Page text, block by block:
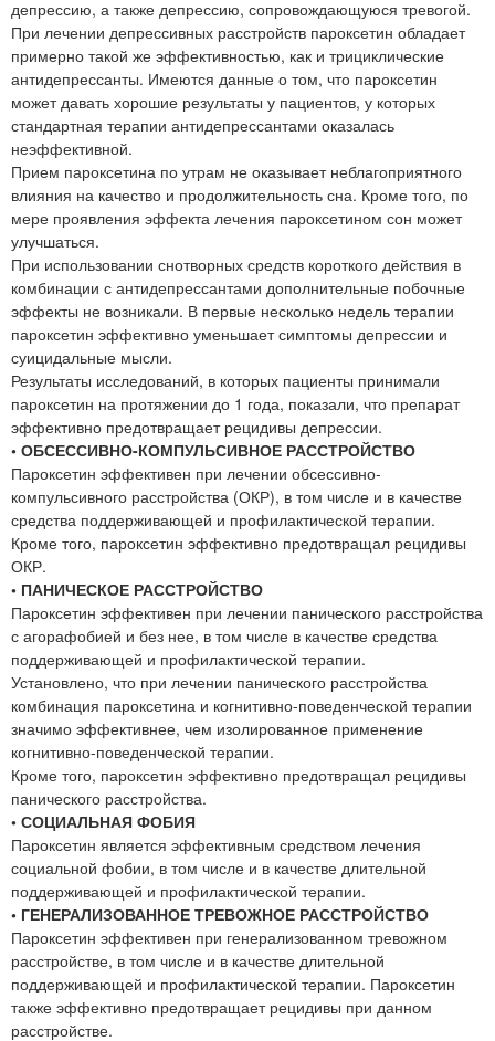
депрессию, а также депрессию, сопровождающуюся тревогой.
При лечении депрессивных расстройств пароксетин обладает
примерно такой же эффективностью, как и трициклические
антидепрессанты. Имеются данные о том, что пароксетин
может давать хорошие результаты у пациентов, у которых
стандартная терапии антидепрессантами оказалась
неэффективной.
Прием пароксетина по утрам не оказывает неблагоприятного
влияния на качество и продолжительность сна. Кроме того, по
мере проявления эффекта лечения пароксетином сон может
улучшаться.
При использовании снотворных средств короткого действия в
комбинации с антидепрессантами дополнительные побочные
эффекты не возникали. В первые несколько недель терапии
пароксетин эффективно уменьшает симптомы депрессии и
суицидальные мысли.
Результаты исследований, в которых пациенты принимали
пароксетин на протяжении до 1 года, показали, что препарат
эффективно предотвращает рецидивы депрессии.
• ОБСЕССИВНО-КОМПУЛЬСИВНОЕ РАССТРОЙСТВО
Пароксетин эффективен при лечении обсессивно-
компульсивного расстройства (ОКР), в том числе и в качестве
средства поддерживающей и профилактической терапии.
Кроме того, пароксетин эффективно предотвращал рецидивы
ОКР.
• ПАНИЧЕСКОЕ РАССТРОЙСТВО
Пароксетин эффективен при лечении панического расстройства
с агорафобией и без нее, в том числе в качестве средства
поддерживающей и профилактической терапии.
Установлено, что при лечении панического расстройства
комбинация пароксетина и когнитивно-поведенческой терапии
значимо эффективнее, чем изолированное применение
когнитивно-поведенческой терапии.
Кроме того, пароксетин эффективно предотвращал рецидивы
панического расстройства.
• СОЦИАЛЬНАЯ ФОБИЯ
Пароксетин является эффективным средством лечения
социальной фобии, в том числе и в качестве длительной
поддерживающей и профилактической терапии.
• ГЕНЕРАЛИЗОВАННОЕ ТРЕВОЖНОЕ РАССТРОЙСТВО
Пароксетин эффективен при генерализованном тревожном
расстройстве, в том числе и в качестве длительной
поддерживающей и профилактической терапии. Пароксетин
также эффективно предотвращает рецидивы при данном
расстройстве.